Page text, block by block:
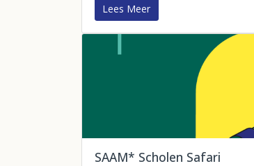
Lees Meer
SAAM* Scholen Safari